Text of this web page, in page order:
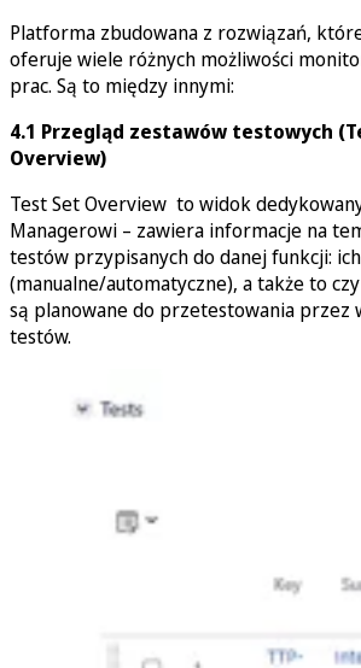
Platforma zbudowana z rozwiązań,
oferuje wiele różnych możliwości
prac. Są to między innymi:
4.1 Przegląd zestawów testowych
Overview)
Test Set Overview to widok
Managerowi – zawiera informacje na
testów przypisanych do danej funkcji:
(manualne/automatyczne), a także to
są planowane do przetestowania przez
testów.